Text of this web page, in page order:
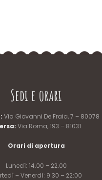
Sedi e orari
Via Giovanni De Fraia, 7 – 80078
Via Roma, 193 – 81031
Orari di apertura
Lunedì: 14.00 – 22.00
– Venerdì: 9:30 – 22:00